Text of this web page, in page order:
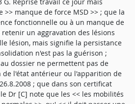
manque de force MSD >> ; que la
fonctionnelle ou à un manque de
un aggravation des lésions
lésion, mais signifie la persistance
n'est pas la guérison ;
dossier ne permettent pas de
de l'état antérieur ou l'apparition de
; que dans son certificat
Dr [C] note que les << les mobilités